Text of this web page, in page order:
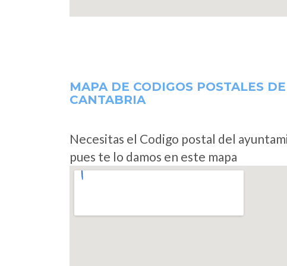
MAPA DE CODIGOS POSTALES
CANTABRIA
Necesitas el Codigo postal del
pues te lo damos en este mapa